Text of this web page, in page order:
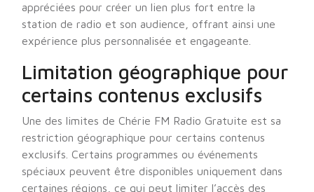
appréciées pour créer un lien plus fort entre la
station de radio et son audience, offrant ainsi une
expérience plus personnalisée et engageante.
Limitation géographique pour
certains contenus exclusifs
Une des limites de Chérie FM Radio Gratuite est sa
restriction géographique pour certains contenus
exclusifs. Certains programmes ou événements
spéciaux peuvent être disponibles uniquement dans
certaines régions, ce qui peut limiter l’accès des